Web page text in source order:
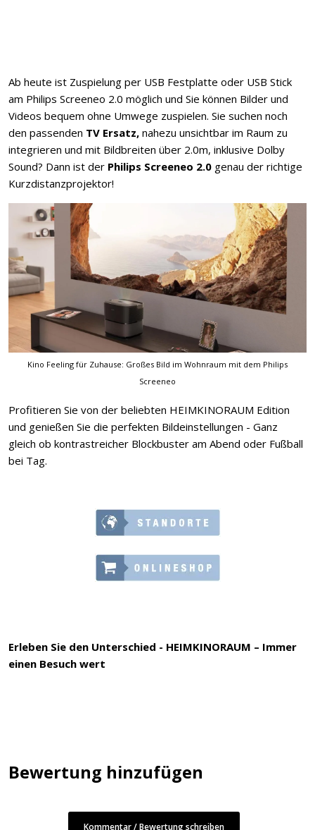
Ab heute ist Zuspielung per USB Festplatte oder USB Stick
am Philips Screeneo 2.0 möglich und Sie können Bilder und
Videos bequem ohne Umwege zuspielen. Sie suchen noch
den passenden TV Ersatz, nahezu unsichtbar im Raum zu
integrieren und mit Bildbreiten über 2.0m, inklusive Dolby
Sound? Dann ist der Philips Screeneo 2.0 genau der richtige
Kurzdistanzprojektor!
Kino Feeling für Zuhause: Großes Bild im Wohnraum mit dem Philips
Screeneo
Profitieren Sie von der beliebten HEIMKINORAUM Edition
und genießen Sie die perfekten Bildeinstellungen - Ganz
gleich ob kontrastreicher Blockbuster am Abend oder Fußball
bei Tag.
Erleben Sie den Unterschied - HEIMKINORAUM – Immer
einen Besuch wert
Bewertung hinzufügen
Kommentar / Bewertung schreiben